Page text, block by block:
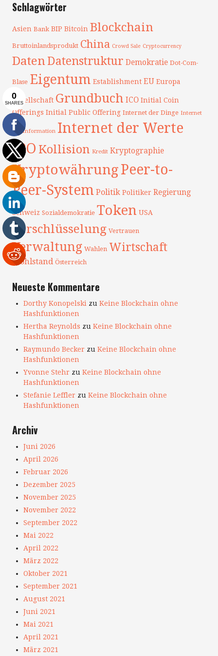
Schlagwörter
Asien Bank BIP Bitcoin Blockchain
Bruttoinlandsprodukt China Crowd Sale Cryptocurrency
Daten Datenstruktur Demokratie Dot-Com-
Blase Eigentum Establishment EU Europa
Gesellschaft Grundbuch ICO Initial Coin
Offerings Initial Public Offering Internet der Dinge Internet
der Information Internet der Werte
IPO Kollision Kredit Kryptographie
KryptowährungPeer-to-
Peer-System Politik Politiker Regierung
Schweiz Sozialdemokratie Token USA
Verschlüsselung Vertrauen
Verwaltung Wahlen Wirtschaft
Wohlstand Österreich
Neueste Kommentare
Dorthy Konopelski zu Keine Blockchain ohne
Hashfunktionen
Hertha Reynolds zu Keine Blockchain ohne
Hashfunktionen
Raymundo Becker zu Keine Blockchain ohne
Hashfunktionen
Yvonne Stehr zu Keine Blockchain ohne
Hashfunktionen
Stefanie Leffler zu Keine Blockchain ohne
Hashfunktionen
Archiv
Juni 2026
April 2026
Februar 2026
Dezember 2025
November 2025
November 2022
September 2022
Mai 2022
April 2022
März 2022
Oktober 2021
September 2021
August 2021
Juni 2021
Mai 2021
April 2021
März 2021